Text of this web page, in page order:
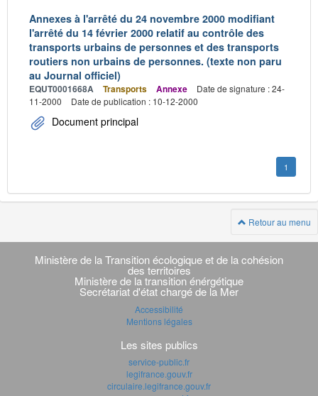
Annexes à l'arrêté du 24 novembre 2000 modifiant
l'arrêté du 14 février 2000 relatif au contrôle des
transports urbains de personnes et des transports
routiers non urbains de personnes. (texte non paru
au Journal officiel)
EQUT0001668A Transports Annexe
Date de signature : 24-
11-2000
Date de publication : 10-12-2000
Document principal
1
Retour au menu
Navigation
transverse
Ministère de la Transition écologique et de la cohésion
des territoires
Ministère de la transition énérgétique
Secrétariat d'état chargé de la Mer
Accessibilité
Mentions légales
Les sites publics
service-public.fr
legifrance.gouv.fr
circulaire.legifrance.gouv.fr